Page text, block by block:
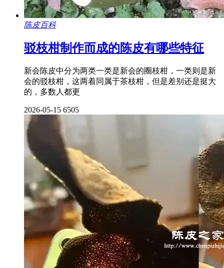
陈皮百科
驳枝柑制作而成的陈皮有哪些特征
新会陈皮中分为两类一类是新会的圈枝柑，一类则是新
会的驳枝柑，这两着同属于茶枝柑，但是差别还是挺大
的，多数人都更
2026-05-15 6505